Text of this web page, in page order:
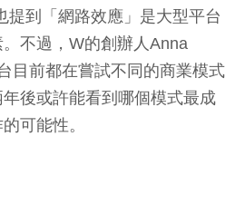
提到「網路效應」是大型平台
不過，W的創辦人Anna
目前都在嘗試不同的商業模式
後或許能看到哪個模式最成
可能性。